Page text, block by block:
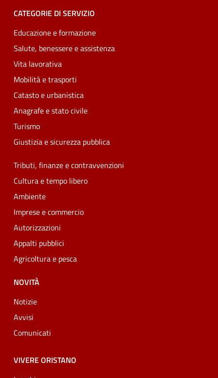
CATEGORIE DI SERVIZIO
Educazione e formazione
Salute, benessere e assistenza
Vita lavorativa
Mobilità e trasporti
Catasto e urbanistica
Anagrafe e stato civile
Turismo
Giustizia e sicurezza pubblica
Tributi, finanze e contravvenzioni
Cultura e tempo libero
Ambiente
Imprese e commercio
Autorizzazioni
Appalti pubblici
Agricoltura e pesca
NOVITÀ
Notizie
Avvisi
Comunicati
VIVERE ORISTANO